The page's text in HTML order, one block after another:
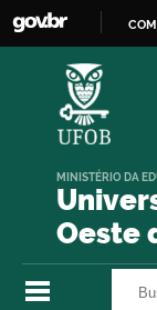
Oeste
MINISTÉRIO DA